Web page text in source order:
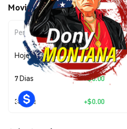
Movimentos de preço de
Período Variação do
Hoje +$0.00
7 Dias +$0.00
30 Dias +$0.00